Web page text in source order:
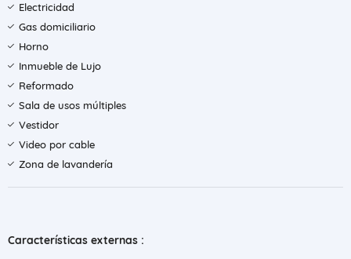
Electricidad
Gas domiciliario
Horno
Inmueble de Lujo
Reformado
Sala de usos múltiples
Vestidor
Video por cable
Zona de lavandería
Características externas :